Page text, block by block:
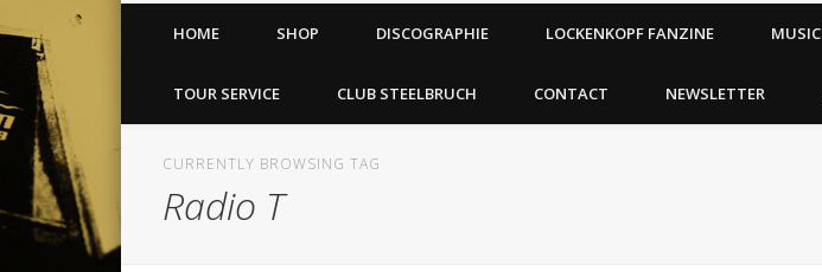
HOME SHOP DISCOGRAPHIE LOCKENKOPF FANZINE MUSIC
TOUR SERVICE CLUB STEELBRUCH CONTACT NEWSLETTER
CURRENTLY BROWSING TAG
Radio T